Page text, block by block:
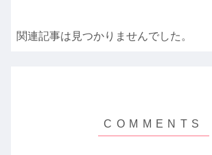
関連記事は見つかりませんでした。